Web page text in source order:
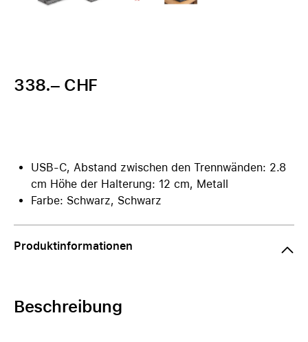
338.– CHF
USB-C, Abstand zwischen den Trennwänden: 2.8
cm Höhe der Halterung: 12 cm, Metall
Farbe: Schwarz, Schwarz
Produktinformationen
Beschreibung